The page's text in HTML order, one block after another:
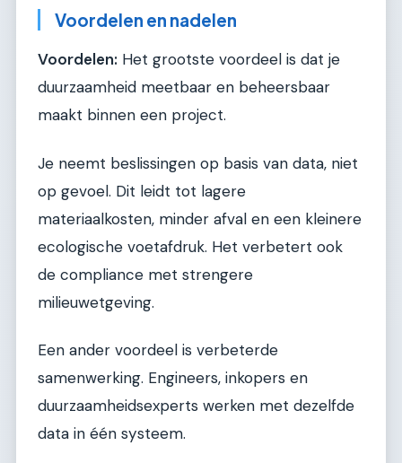
Voordelen en nadelen
Voordelen: Het grootste voordeel is dat je
duurzaamheid meetbaar en beheersbaar
maakt binnen een project.
Je neemt beslissingen op basis van data, niet
op gevoel. Dit leidt tot lagere
materiaalkosten, minder afval en een kleinere
ecologische voetafdruk. Het verbetert ook
de compliance met strengere
milieuwetgeving.
Een ander voordeel is verbeterde
samenwerking. Engineers, inkopers en
duurzaamheidsexperts werken met dezelfde
data in één systeem.